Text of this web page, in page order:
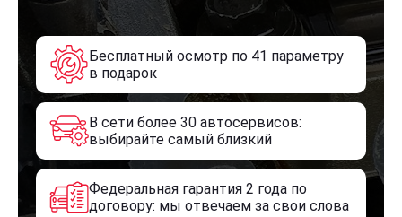
Бесплатный осмотр по 41 параметру
в подарок
В сети более 30 автосервисов:
выбирайте самый близкий
Федеральная гарантия 2 года по
договору: мы отвечаем за свои слова